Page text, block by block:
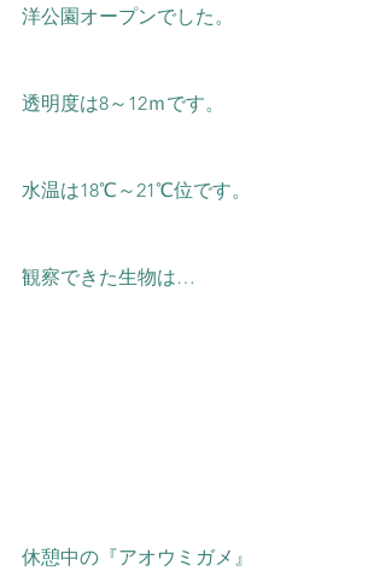
洋公園オープンでした。
透明度は8～12ｍです。
水温は18℃～21℃位です。
観察できた生物は…
休憩中の『アオウミガメ』